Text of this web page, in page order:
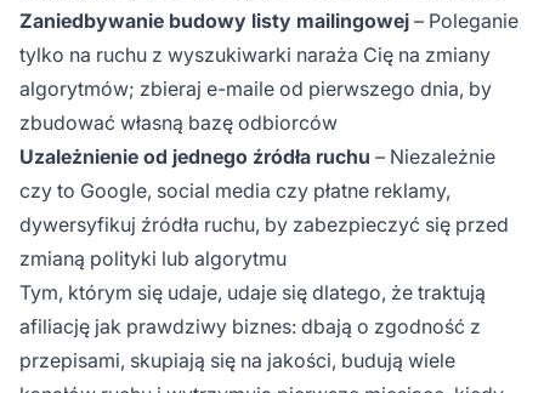
Zaniedbywanie budowy listy mailingowej – Poleganie
tylko na ruchu z wyszukiwarki naraża Cię na zmiany
algorytmów; zbieraj e-maile od pierwszego dnia, by
zbudować własną bazę odbiorców
Uzależnienie od jednego źródła ruchu – Niezależnie
czy to Google, social media czy płatne reklamy,
dywersyfikuj źródła ruchu, by zabezpieczyć się przed
zmianą polityki lub algorytmu
Tym, którym się udaje, udaje się dlatego, że traktują
afiliację jak prawdziwy biznes: dbają o zgodność z
przepisami, skupiają się na jakości, budują wiele